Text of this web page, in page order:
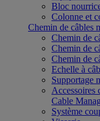
Bloc
Colonne et
Chemin de câbles
Chemin de
Chemin de
Chemin de
Echelle à
Supportage
Accessoires
Cable
Système